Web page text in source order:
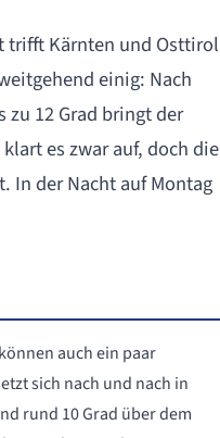
trifft Kärnten und Osttirol
einig: Nach
12 Grad bringt der
es zwar auf, doch die
In der Nacht auf Montag
auch ein paar
sich nach und nach in
rund 10 Grad über dem